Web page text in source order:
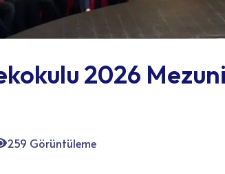
2026
259 Görüntüleme